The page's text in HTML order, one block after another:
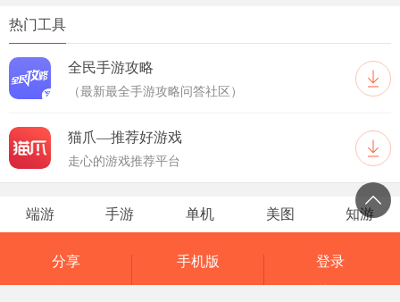
热门工具
全民手游攻略
（最新最全手游攻略问答社区）
猫爪—推荐好游戏
走心的游戏推荐平台
端游 手游 单机 美图 知游
分享
手机版
登录